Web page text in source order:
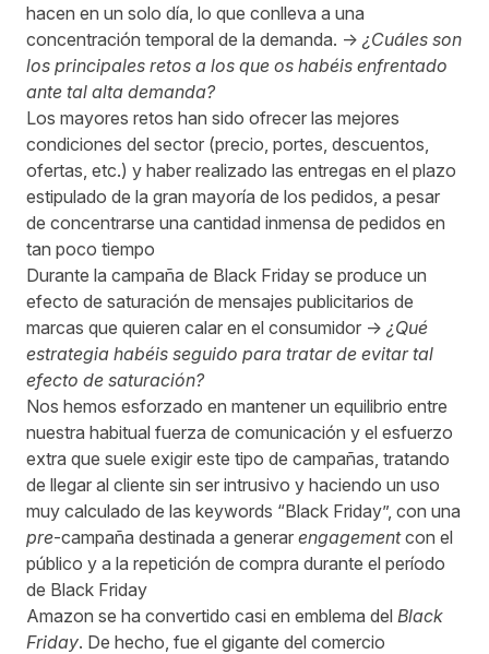
hacen en un solo día, lo que conlleva a una
concentración temporal de la demanda. -> ¿Cuáles son
los principales retos a los que os habéis enfrentado
ante tal alta demanda?
Los mayores retos han sido ofrecer las mejores
condiciones del sector (precio, portes, descuentos,
ofertas, etc.) y haber realizado las entregas en el plazo
estipulado de la gran mayoría de los pedidos, a pesar
de concentrarse una cantidad inmensa de pedidos en
tan poco tiempo
Durante la campaña de Black Friday se produce un
efecto de saturación de mensajes publicitarios de
marcas que quieren calar en el consumidor -> ¿Qué
estrategia habéis seguido para tratar de evitar tal
efecto de saturación?
Nos hemos esforzado en mantener un equilibrio entre
nuestra habitual fuerza de comunicación y el esfuerzo
extra que suele exigir este tipo de campañas, tratando
de llegar al cliente sin ser intrusivo y haciendo un uso
muy calculado de las keywords “Black Friday”, con una
pre-campaña destinada a generar engagementcon el
público y a la repetición de compra durante el período
de Black Friday
Amazon se ha convertido casi en emblema del Black
Friday. De hecho, fue el gigante del comercio